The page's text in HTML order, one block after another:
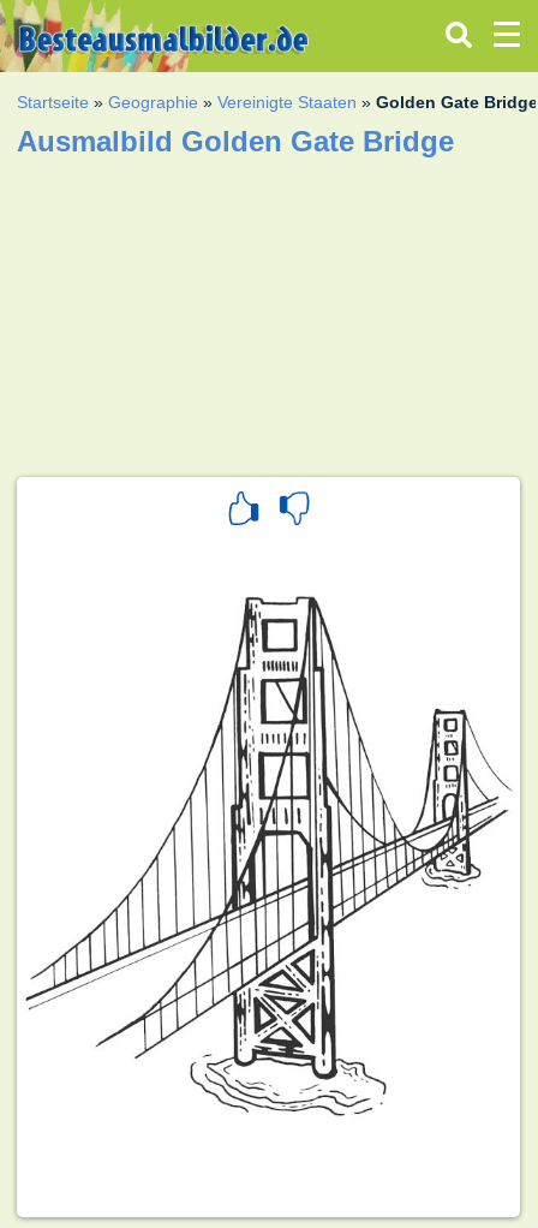
Startseite »Geographie »Vereinigte Staaten »Golden Gate Bridge
Ausmalbild Golden Gate Bridge